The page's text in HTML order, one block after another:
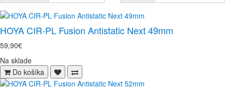
HOYA CIR-PL Fusion Antistatic Next 49mm
59,90€
Na sklade
Do košíka